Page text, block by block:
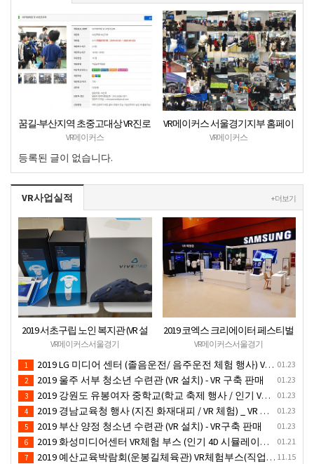
꿈길-부산지역 초중고대상 VR진로
직업체험 + VR안전교육 프로그램
운영공고
VR메이커스
VR메이커스 서울경기지부 홈페이
지 오픈
VR메이커스
등록된 글이 없습니다.
VR사업실적 + 더보기
2019 서초구립 노인 복지관 (VR 설
치) - VR 구축 판매
VR메이커스서울경기
2019 코엑스 크리에이터 페스티벌
VR체험 부스 (인기 VR 체험) - VR렌
탈대여 행사
VR메이커스서울경기
01.23
1 2019 LG 미디어 센터 (졸음운전/ 음주운전 체험 행사) VR 체험 - VR 렌탈대여 행사
01.23
2 2019 울주 서부 청소년 수련관 (VR 설치) - VR 구축 판매
01.23
3 2019 강원도 유봉여자 중학교(학교 축제 행사 / 인기 VR 컨텐츠 ) - VR렌탈대여 행사
01.23
4 2019 경남교육청 행사 (지진 화재대피 / VR 체험) _ VR 렌탈대여행사
01.23
5 2019 부산 양정 청소년 수련관 (VR 설치) - VR구축 판매
01.21
6 2019 화성미디어센터 VR체험 부스 (인기 4D 시뮬레이터 체험)- VR렌탈
11.15
7 2019 예산교육박람회(운봉길체육관) VR체험부스(직업진로체험 / 인기VR체험)-VR렌탈대여행사